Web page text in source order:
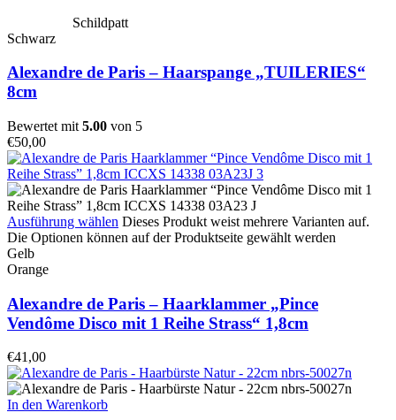
Schildpatt
Schwarz
Alexandre de Paris – Haarspange „TUILERIES“
8cm
Bewertet mit 5.00 von 5
€50,00
Ausführung wählen Dieses Produkt weist mehrere Varianten auf.
Die Optionen können auf der Produktseite gewählt werden
Gelb
Orange
Alexandre de Paris – Haarklammer „Pince
Vendôme Disco mit 1 Reihe Strass“ 1,8cm
€41,00
In den Warenkorb